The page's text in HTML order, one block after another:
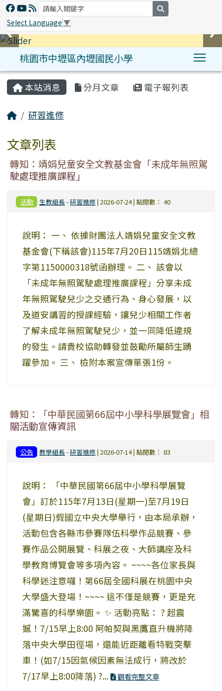
Select Language ▼
桃園市中壢區內壢國民小學
:::
本站消息 分月文章 電子報列表
研習進修
文章列表
轉知：靖娟兒童安全文教基金會「未成年無照駕
駛處理推廣課程」
活動 生教組長-研習進修| 2026-07-24 | 點閱數： 40
說明： 一、 依據財團法人靖娟兒童安全文教
基金會(下稱該會)115年7月20日115靖娟北總
字第1150000318號函辦理。 二、 該會以
「未成年無照駕駛處理推廣課程」分享未成
年無照駕駛兒少之交通行為、身心發展，以
及道安講習的授課經驗，讓兒少相關工作者
了解未成年無照駕駛兒少，並一同降低違規
的發生。請貴校協助轉發並鼓勵所屬師生踴
躍參加。 三、 檢附本案宣傳單張1份。
轉知：「中華民國第66屆中小學科學展覽會」相
關活動宣傳資訊
公告 教學組長-研習進修| 2026-07-14 | 點閱數： 83
說明： 「中華民國第66屆中小學科學展覽
會」訂於115年7月13日(星期一)至7月19日
(星期日)假國立中央大學舉行，由本局承辦，
活動包含各縣市參賽隊伍科學作品競賽、參
賽作品公開展覽、科展之夜、大師講座及科
學教育博覽會等多項內容。 ~~~~各位家長與
科學迷注意囉！第66屆全國科展在桃園中央
大學盛大登場！~~~~ 這不僅是競賽，更是充
滿驚喜的科學樂園。 ✨ 活動亮點： ? 超震
撼！7/15早上8:00 阿帕契與黑鷹直升機將降
落中央大學田徑場，還能近距離看特戰突擊
車！(如7/15因氣候因素無法成行，將改於
7/17早上8:00降落) ?...
觀看完整文章